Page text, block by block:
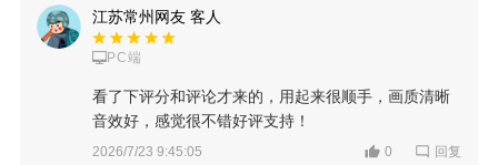
江苏常州网友 客人
PC端
看了下评分和评论才来的，用起来很顺手，画质清晰
音效好，感觉很不错好评支持！
2026/7/23 9:45:05 0 回复